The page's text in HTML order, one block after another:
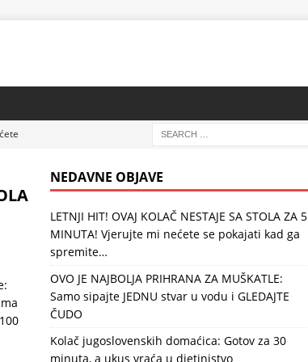
NEDAVNE OBJAVE
LETNJI HIT! OVAJ KOLAČ NESTAJE SA STOLA ZA 5
MINUTA! Vjerujte mi nećete se pokajati kad ga
spremite…
OVO JE NAJBOLJA PRIHRANA ZA MUŠKATLE:
Samo sipajte JEDNU stvar u vodu i GLEDAJTE
ČUDO
Kolač jugoslovenskih domaćica: Gotov za 30
minuta, a ukus vraća u djetinjstvo